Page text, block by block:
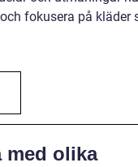
fokusera på kläder
med olika